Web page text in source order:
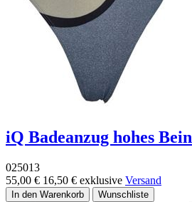
iQ Badeanzug hohes Bein
025013
55,00 € 16,50 € exklusive Versand